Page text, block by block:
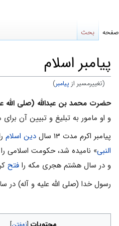
پیامبر اسلام
(تغییرمسیر از پیامبر)
پرش
به
ناوبری
پرش
به
جستجو
حضرت محمد بن عبدالله (صلی الله
و او مامور به تبلیغ و تبیین آن
پیامبر اکرم مدت ۱۳ سال دین اسلام
النبی» نامیده شد، حکومت اسلامی
و در سال هشتم هجری مکه را فتح
رسول خدا (صلی الله علیه و آله)
صفحه بحث